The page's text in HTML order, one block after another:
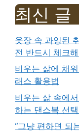
최신 글
옷장 속 과잉된
전 반드시 체크
비우는 삶에 채
래스 활용법
비우는 삶 속에
하는 댄스복 선
“그냥 편하면 되